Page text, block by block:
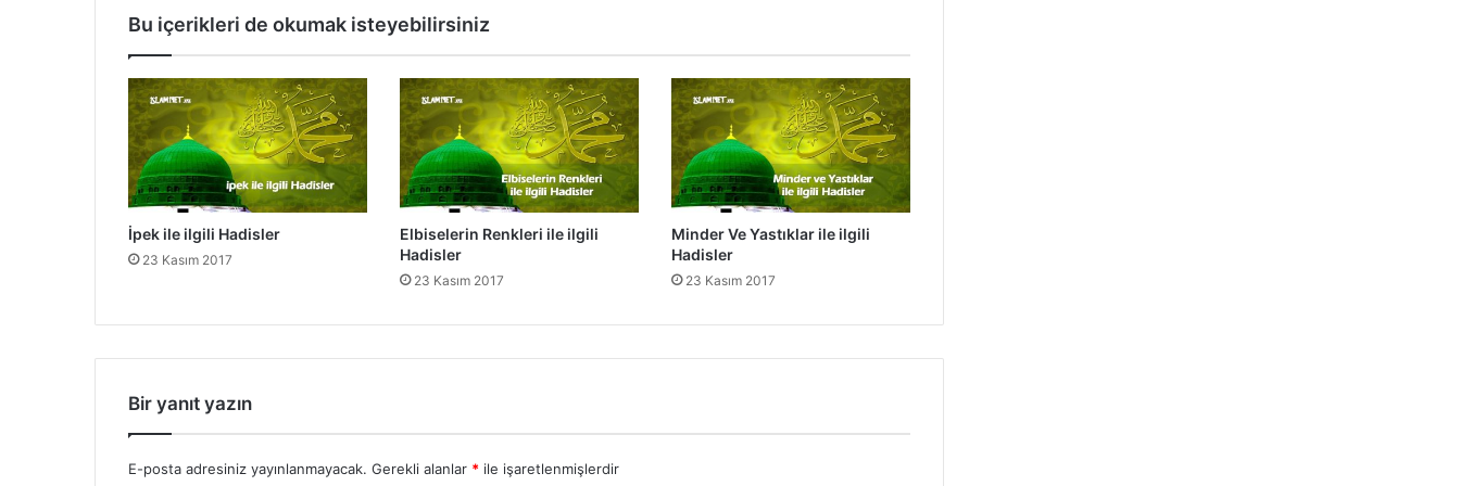
a
r
)
i
l
e
i
l
i
l
a
s
e
r
i
s
l
e
r
Bu içerikleri de okumak isteyebilirsiniz
İpek ile ilgili Hadisler
23 Kasım 2017
Elbiselerin Renkleri ile ilgili
Hadisler
23 Kasım 2017
Minder Ve Yastıklar ile ilgili
Hadisler
23 Kasım 2017
Bir yanıt yazın
E-posta adresiniz yayınlanmayacak. Gerekli alanlar * ile işaretlenmişlerdir